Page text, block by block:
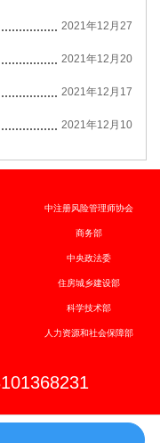
2021年12月27
2021年12月20
2021年12月17
2021年12月10
中注册风险管理师协会
商务部
中央政法委
住房城乡建设部
科学技术部
人力资源和社会保障部